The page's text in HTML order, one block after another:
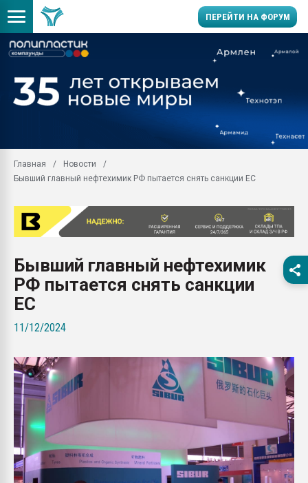
ПЕРЕЙТИ НА ФОРУМ
Вакуум-формовочные
28.07.2026
Всё, что касается
бутылок
Материал поверхности
вакуумного
Продам отходы
ПЕРЕЙТИ НА
Главная
Новости
Бывший главный нефтехимик РФ пытается снять санкции ЕС
Бывший главный нефтехимик
РФ пытается снять санкции
ЕС
11/12/2024